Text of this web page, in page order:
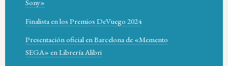
Sony»
Finalista en los Premios DeVuego 2024
Presentación oficial en Barcelona de «Memento
SEGA» en Librería Alibri